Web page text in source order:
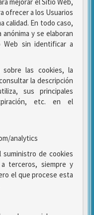
ofrecer a los Usuarios
calidad. En todo caso,
y se elaboran
Web sin identificar a
sobre las cookies, la
la descripción
sus principales
etc. en el
analytics
suministro de cookies
terceros, siempre y
el que procese esta